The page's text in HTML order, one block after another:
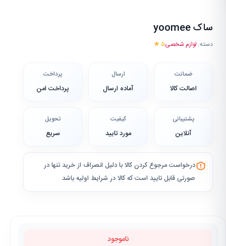
ناموجود
ساک yoomee
دسته: لوازم شخصی۵ ★
ضمانت
اصالت کالا
ارسال
آماده ارسال
پرداخت
پرداخت امن
پشتیبانی
آنلاین
کیفیت
مورد تایید
تحویل
سریع
درخواست مرجوع کردن کالا با دلیل انصراف از خرید تنها در
صورتی قابل تایید است که کالا در شرایط اولیه باشد